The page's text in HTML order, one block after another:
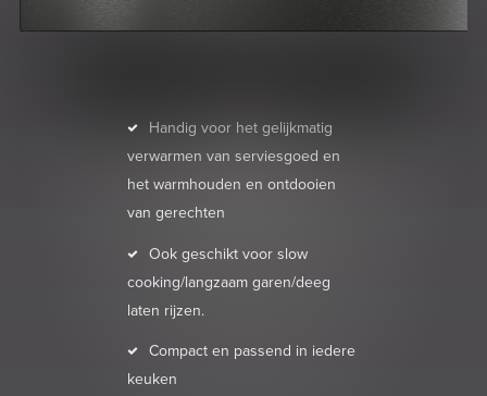
Handig voor het gelijkmatig
verwarmen van serviesgoed en
het warmhouden en ontdooien
van gerechten
Ook geschikt voor slow
cooking/langzaam garen/deeg
laten rijzen.
Compact en passend in iedere
keuken